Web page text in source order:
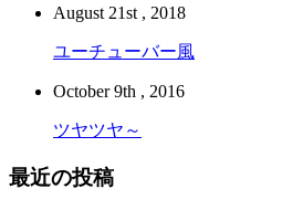
August 21st , 2018
ユーチューバー風
October 9th , 2016
ツヤツヤ～
最近の投稿